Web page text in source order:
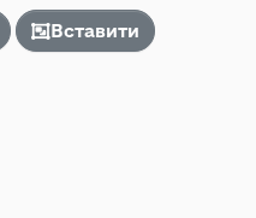
Вставити